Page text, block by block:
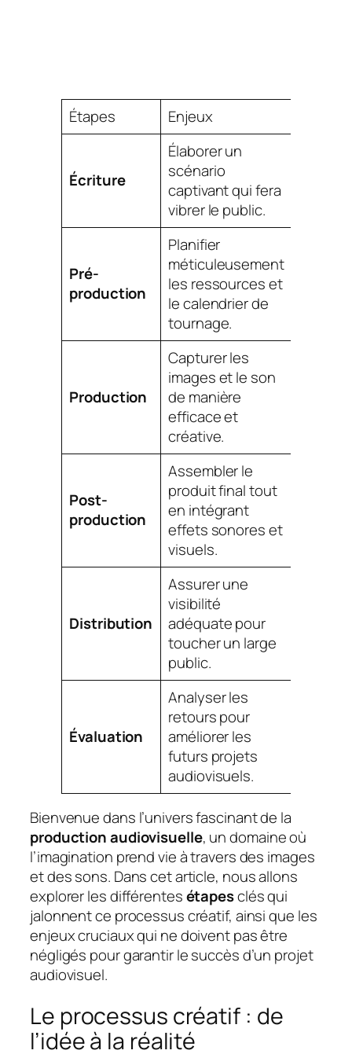
Étapes Enjeux
Écriture
Élaborer un
scénario
captivant qui fera
vibrer le public.
Pré-
production
Planifier
méticuleusement
les ressources et
le calendrier de
tournage.
Production
Capturer les
images et le son
de manière
efficace et
créative.
Post-
production
Assembler le
produit final tout
en intégrant
effets sonores et
visuels.
Distribution
Assurer une
visibilité
adéquate pour
toucher un large
public.
Évaluation
Analyser les
retours pour
améliorer les
futurs projets
audiovisuels.
Bienvenue dans l’univers fascinant de la
production audiovisuelle, un domaine où
l’imagination prend vie à travers des images
et des sons. Dans cet article, nous allons
explorer les différentesétapesclés qui
jalonnent ce processus créatif, ainsi que les
enjeux cruciaux qui ne doivent pas être
négligés pour garantir le succès d’un projet
audiovisuel.
Le processus créatif : de
l’idée à la réalité